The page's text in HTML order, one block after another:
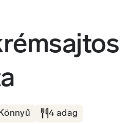
Könnyű 4 adag